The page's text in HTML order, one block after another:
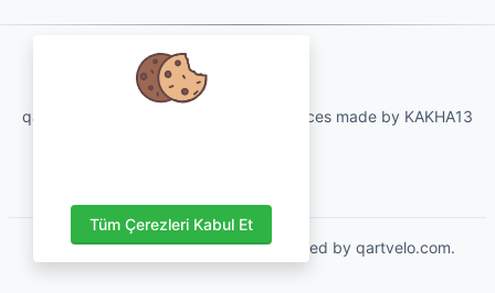
qartvelo.com free online tools and services made by KAKHA13
Copyrights © 2026. All Rights Reserved by qartvelo.com.
Tüm Çerezleri Kabul Et